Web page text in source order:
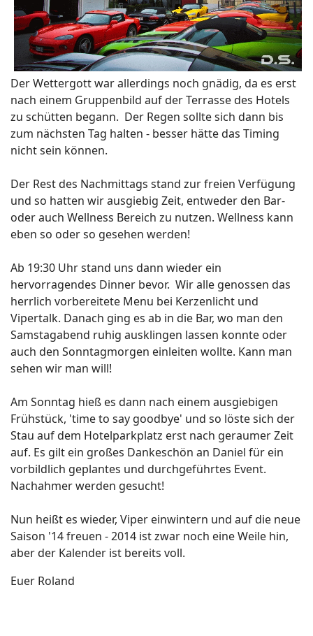
Der Wettergott war allerdings noch gnädig, da es erst
nach einem Gruppenbild auf der Terrasse des Hotels
zu schütten begann. Der Regen sollte sich dann bis
zum nächsten Tag halten - besser hätte das Timing
nicht sein können.
Der Rest des Nachmittags stand zur freien Verfügung
und so hatten wir ausgiebig Zeit, entweder den Bar-
oder auch Wellness Bereich zu nutzen. Wellness kann
eben so oder so gesehen werden!
Ab 19:30 Uhr stand uns dann wieder ein
hervorragendes Dinner bevor. Wir alle genossen das
herrlich vorbereitete Menu bei Kerzenlicht und
Vipertalk. Danach ging es ab in die Bar, wo man den
Samstagabend ruhig ausklingen lassen konnte oder
auch den Sonntagmorgen einleiten wollte. Kann man
sehen wir man will!
Am Sonntag hieß es dann nach einem ausgiebigen
Frühstück, 'time to say goodbye' und so löste sich der
Stau auf dem Hotelparkplatz erst nach geraumer Zeit
auf. Es gilt ein großes Dankeschön an Daniel für ein
vorbildlich geplantes und durchgeführtes Event.
Nachahmer werden gesucht!
Nun heißt es wieder, Viper einwintern und auf die neue
Saison '14 freuen - 2014 ist zwar noch eine Weile hin,
aber der Kalender ist bereits voll.
Euer Roland